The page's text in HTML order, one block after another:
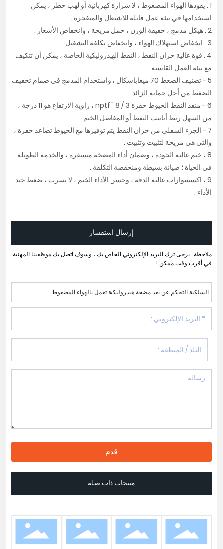
1 . يقودها الهواء المضغوط ، لا شرارة كهربائية أو لهب خطر ، يمكن
استخدامها في بيئة عمل قابلة للاشتعال والمتفجرة .
2 . هيكل مدمج ، خفيفة الوزن ، حمل مريحة ، وانخفاض الأسعار .
3 . انخفاض استهلاك الهواء ، وانخفاض تكلفة التشغيل .
4 . قوة عالية خزان النفط ، النفط الهيدروليكية الخاصة ، يمكن أن تتكيف
مع بيئة العمل القاسية .
5 - تصنيف الضغط 70 ميغاباسكال ، واستخدام المدمج في صمام تخفيف
الضغط من أجل حماية الزائد .
6 - منفذ النفط الخيوط حفرة 3 / 8 " nptf ، زاوية الارتفاع هو 11 درجة ،
من السهل ربط أنابيب النفط أو المفاصل الختم .
7 - الجزء السفلي من خزان النفط يتم توفيرها مع الخيوط تصاعد حفرة ،
والتي هي مريحة لتثبيت وتثبيت .
8 ، ختم عالية الجودة ، وضمان أداء المضخة مستقرة ، والخدمة الطويلة
في الحياة ؛ صيانة بسيطة ومنخفضة التكلفة .
9 ، اكسسوارات عالية الدقة ، وحسن الأداء الختم ، لا تسرب ، ضغط جيد
الأداء .
إرسال استفسار
ملاحظة : يرجى ترك البريد الإلكتروني الخاص بك ، وسوف اتصل بك موظفينا المهنية
في أقرب وقت ممكن !
السلكية التحكم عن بعد مضخة هيدروليكية تعمل بالهواء المضغوط
قدم
منتجات ذات صلة